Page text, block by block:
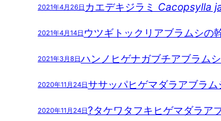
2021年4月26日 カエデキジラミ Cacopsylla
2021年4月14日 ウツギトックリアブラムシの
2021年3月8日ハンノヒゲナガブチアブラムシ
2020年11月24日ササッパヒゲマダラアブラム
2020年11月24日?タケワタフキヒゲマダラア